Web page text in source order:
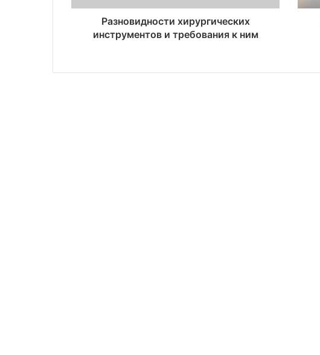
Разновидности хирургических
инструментов и требования к ним